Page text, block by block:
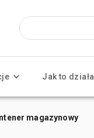
Jak to działa
magazynowy